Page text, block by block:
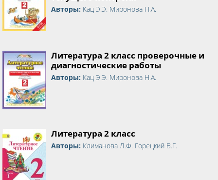
Авторы: Кац Э.Э. Миронова Н.А.
Литература 2 класс проверочные и
диагностические работы
Авторы: Кац Э.Э. Миронова Н.А.
Литература 2 класс
Авторы: Климанова Л.Ф. Горецкий В.Г.